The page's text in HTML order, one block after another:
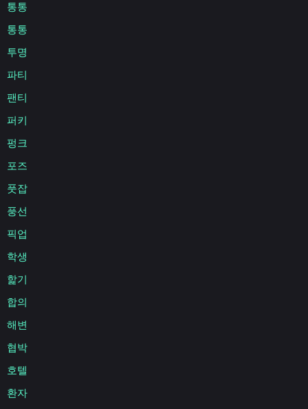
통통
통통
투명
파티
팬티
퍼키
펑크
포즈
풋잡
풍선
픽업
학생
핥기
합의
해변
협박
호텔
환자